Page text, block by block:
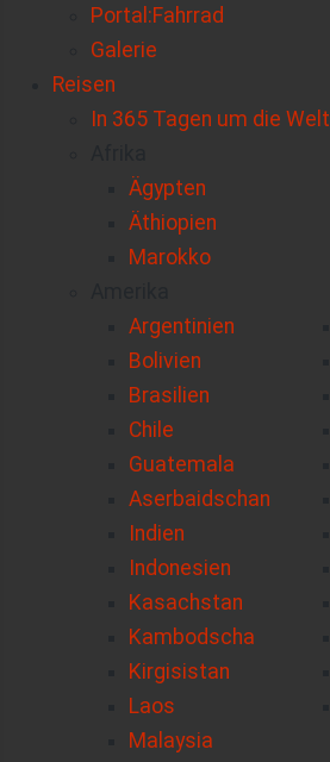
Portal:Fahrrad
Galerie
Reisen
In 365 Tagen um die Welt
Ägypten
Äthiopien
Marokko
Argentinien
Bolivien
Brasilien
Chile
Guatemala
Aserbaidschan
Indien
Indonesien
Kasachstan
Kambodscha
Kirgisistan
Laos
Malaysia